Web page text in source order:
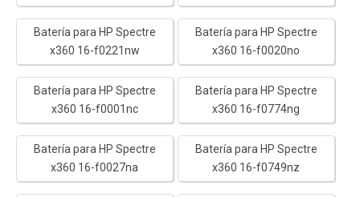
Batería para HP Spectre
x360 16-f0221nw
Batería para HP Spectre
x360 16-f0020no
Batería para HP Spectre
x360 16-f0001nc
Batería para HP Spectre
x360 16-f0774ng
Batería para HP Spectre
x360 16-f0027na
Batería para HP Spectre
x360 16-f0749nz